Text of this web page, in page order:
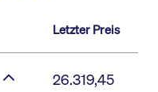
Letzter Preis
26.319,45